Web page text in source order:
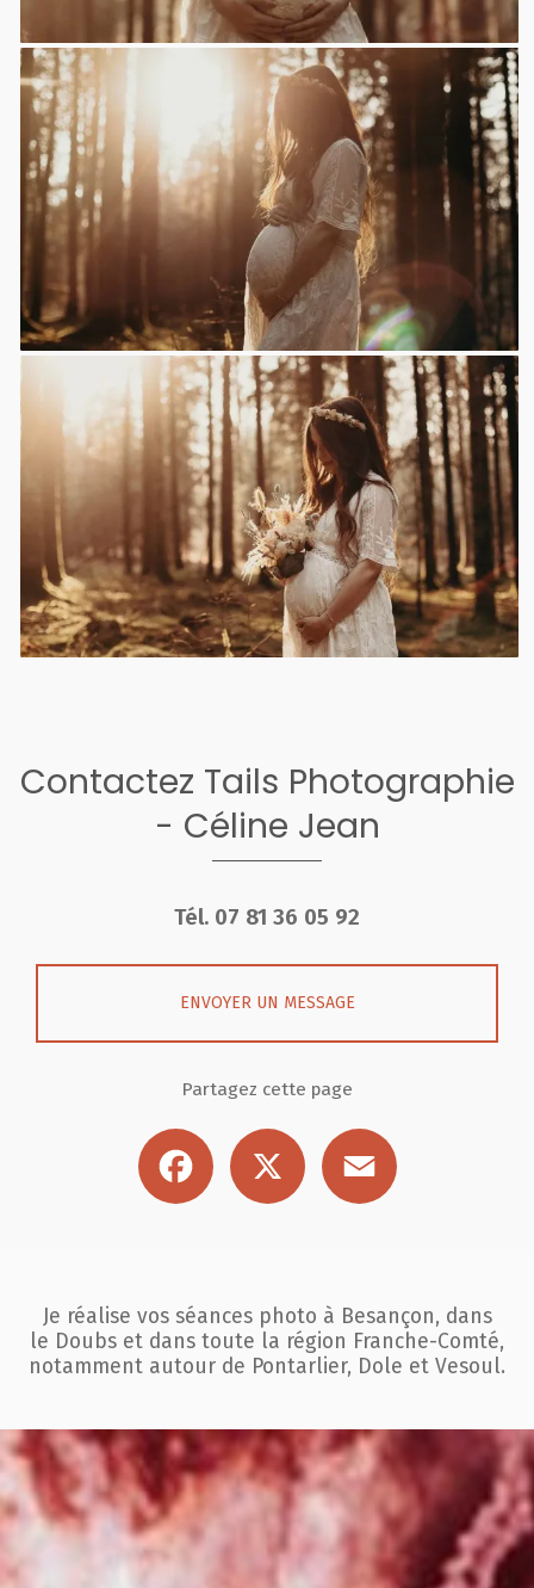
Contactez Tails Photographie
- Céline Jean
Tél. 07 81 36 05 92
ENVOYER UN MESSAGE
Partagez cette page
Facebook
Je réalise vos séances photo à Besançon, dans
le Doubs et dans toute la région Franche-Comté,
notamment autour de Pontarlier, Dole et Vesoul.